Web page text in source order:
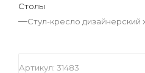
Столы
—Стул-кресло
Артикул: 31483